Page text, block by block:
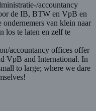
accountancy
de IB, BTW en VpB en
ondernemers van klein naar
los te laten en zelf te
accountancy offices offer
VpB and International. In
to large; where we dare